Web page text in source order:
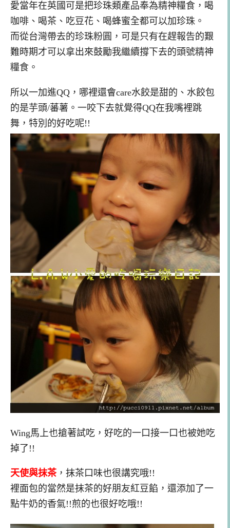
愛當年在英國可是把珍珠類產品奉為精神糧食，喝
咖啡、喝茶、吃豆花、喝蜂蜜全都可以加珍珠。
而從台灣帶去的珍珠粉圓，可是只有在趕報告的艱
難時期才可以拿出來鼓勵我繼續撐下去的頭號精神
糧食。
所以一加進QQ，哪裡還會care水餃是甜的、水餃包
的是芋頭/蕃薯。一咬下去就覺得QQ在我嘴裡跳
舞，特別的好吃呢!!
Wing馬上也搶著試吃，好吃的一口接一口也被她吃
掉了!!
天使與抹茶，抹茶口味也很講究哦!!
裡面包的當然是抹茶的好朋友紅豆餡，還添加了一
點牛奶的香氣!!煎的也很好吃哦!!